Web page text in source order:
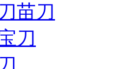
苗刀
刀